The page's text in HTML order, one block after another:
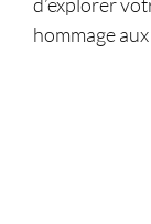
hommage